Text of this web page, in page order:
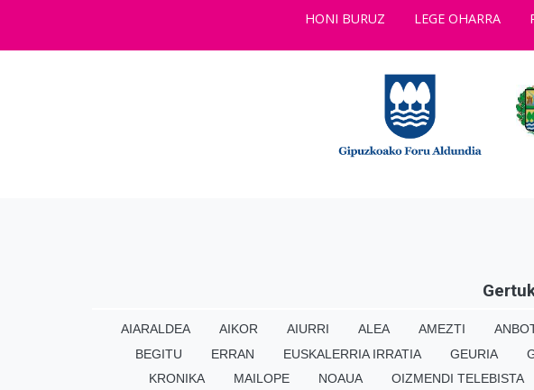
HONI BURUZ LEGE OHARRA
AIARALDEA AIKOR AIURRI ALEA AMEZTI
BEGITU
ERRAN EUSKALERRIA IRRATIA GEURIA
KRONIKA
MAILOPE NOAUA OIZMENDI TELEBISTA